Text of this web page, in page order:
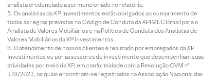
analista credenciado a ser mencionado no relatório.
Os analistas da XP Investimentos estão obrigados ao cumprimento de
todas as regras previstas no Código de Conduta da APIMEC Brasil para o
Analista de Valores Mobiliários e na Política de Conduta dos Analistas de
Valores Mobiliários da XP Investimentos.
O atendimento de nossos clientes é realizado por empregados da XP
Investimentos ou por assessores de investimento que desempenham suas
atividades por meio da XP, em conformidade com a Resolução CVM nº
178/2023, os quais encontram-se registrados na Associação Nacional das